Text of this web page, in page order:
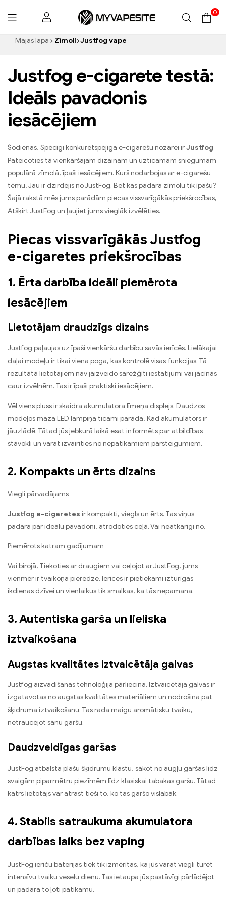
Myvapesite.de
0
Mājas lapa Zīmoli Justfog vape
Justfog e-cigarete testā:
Ideāls pavadonis
iesācējiem
Šodienas, Spēcīgi konkurētspējīga e-cigarešu nozarei irJustfog
Pateicoties tā vienkāršajam dizainam un uzticamam sniegumam
populārā zīmolā, īpaši iesācējiem. Kurš nodarbojas ar e-cigarešu
tēmu, Jau ir dzirdējis no JustFog. Bet kas padara zīmolu tik īpašu?
Šajā rakstā mēs jums parādām piecas vissvarīgākās priekšrocības,
Atšķirt JustFog un ļaujiet jums vieglāk izvēlēties.
Piecas vissvarīgākās Justfog
e-cigaretes priekšrocības
1. Ērta darbība ideāli piemērota
iesācējiem
Lietotājam draudzīgs dizains
Justfog paļaujas uz īpaši vienkāršu darbību savās ierīcēs. Lielākajai
daļai modeļu ir tikai viena poga, kas kontrolē visas funkcijas. Tā
rezultātā lietotājiem nav jāizveido sarežģīti iestatījumi vai jācīnās
caur izvēlnēm. Tas ir īpaši praktiski iesācējiem.
Vēl viens pluss ir skaidra akumulatora līmeņa displejs. Daudzos
modeļos maza LED lampiņa ticami parāda, Kad akumulators ir
jāuzlādē. Tātad jūs jebkurā laikā esat informēts par atbildības
stāvokli un varat izvairīties no nepatīkamiem pārsteigumiem.
2. Kompakts un ērts dizains
Viegli pārvadājams
Justfog e-cigaretes ir kompakti, viegls un ērts. Tas viņus
padara par ideālu pavadoni, atrodoties ceļā. Vai neatkarīgi no.
Piemērots katram gadījumam
Vai birojā, Tiekoties ar draugiem vai ceļojot ar JustFog, jums
vienmēr ir tvaikoņa pieredze. Ierīces ir pietiekami izturīgas
ikdienas dzīvei un vienlaikus tik smalkas, ka tās nepamana.
3. Autentiska garša un lieliska
iztvaikošana
Augstas kvalitātes iztvaicētāja galvas
Justfog aizvadīšanas tehnoloģija pārliecina. Iztvaicētāja galvas ir
izgatavotas no augstas kvalitātes materiāliem un nodrošina pat
šķidruma iztvaikošanu. Tas rada maigu aromātisku tvaiku,
netraucējot sānu garšu.
Daudzveidīgas garšas
JustFog atbalsta plašu šķidrumu klāstu, sākot no augļu garšas līdz
svaigām piparmētru piezīmēm līdz klasiskai tabakas garšu. Tātad
katrs lietotājs var atrast tieši to, ko tas garšo vislabāk.
4. Stabils satraukuma akumulatora
darbības laiks bez vaping
JustFog ierīču baterijas tiek tik izmērītas, ka jūs varat viegli turēt
intensīvu tvaiku veselu dienu. Tas ietaupa jūs pastāvīgi pārlādējot
un padara to ļoti patīkamu.